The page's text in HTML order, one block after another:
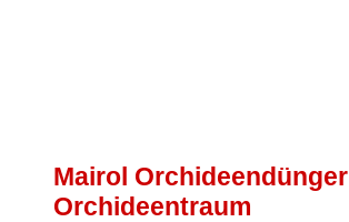
Mairol Orchideendünger
Orchideentraum